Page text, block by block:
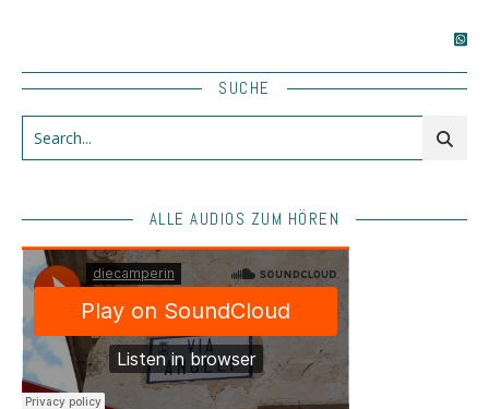
SUCHE
ALLE AUDIOS ZUM HÖREN